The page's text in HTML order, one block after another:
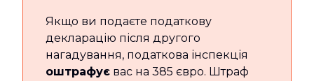
Якщо ви подаєте податкову
декларацію після другого
нагадування, податкова інспекція
оштрафує вас на 385 євро. Штраф